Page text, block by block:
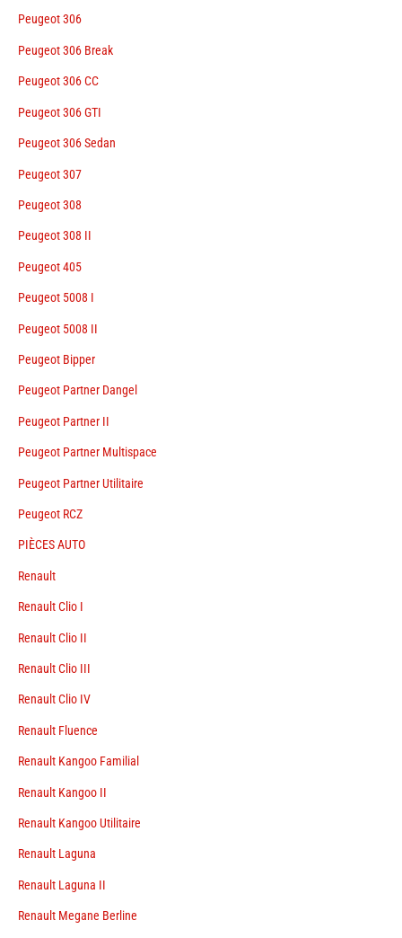
Peugeot 306
Peugeot 306 Break
Peugeot 306 CC
Peugeot 306 GTI
Peugeot 306 Sedan
Peugeot 307
Peugeot 308
Peugeot 308 II
Peugeot 405
Peugeot 5008 I
Peugeot 5008 II
Peugeot Bipper
Peugeot Partner Dangel
Peugeot Partner II
Peugeot Partner Multispace
Peugeot Partner Utilitaire
Peugeot RCZ
PIÈCES AUTO
Renault
Renault Clio I
Renault Clio II
Renault Clio III
Renault Clio IV
Renault Fluence
Renault Kangoo Familial
Renault Kangoo II
Renault Kangoo Utilitaire
Renault Laguna
Renault Laguna II
Renault Megane Berline